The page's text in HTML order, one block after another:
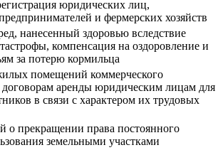
юридических лиц,
и фермерских хозяйств
нанесенный здоровью вследствие
компенсация на оздоровление и
за потерю кормильца
помещений коммерческого
договорам аренды юридическим лицам для
в связи с характером их трудовых
о прекращении права постоянного
земельными участками